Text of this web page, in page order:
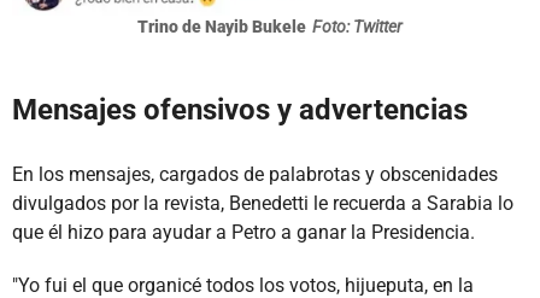
Trino de Nayib Bukele Foto: Twitter
Mensajes ofensivos y advertencias
En los mensajes, cargados de palabrotas y obscenidades
divulgados por la revista, Benedetti le recuerda a Sarabia lo
que él hizo para ayudar a Petro a ganar la Presidencia.
"Yo fui el que organicé todos los votos, hijueputa, en la